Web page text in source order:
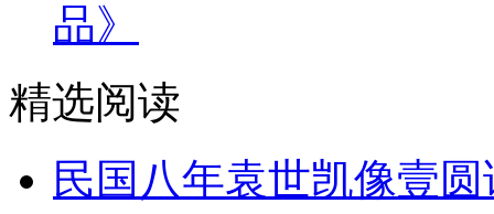
品》
精选阅读
民国八年袁世凯像壹